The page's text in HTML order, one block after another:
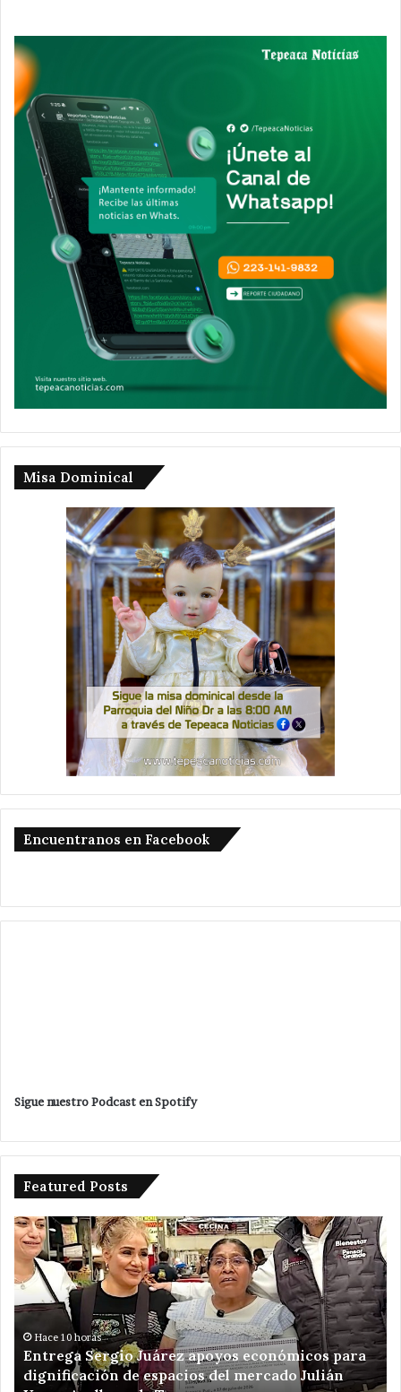
Misa Dominical
Encuentranos en Facebook
Sigue nuestro Podcast en Spotify
Featured Posts
Entrega
Sergio
Juárez
apoyos
económicos
para
dignificación
de
espacios
Hace 10 horas
Entrega Sergio Juárez apoyos económicos para
dignificación de espacios del mercado Julián
un
de